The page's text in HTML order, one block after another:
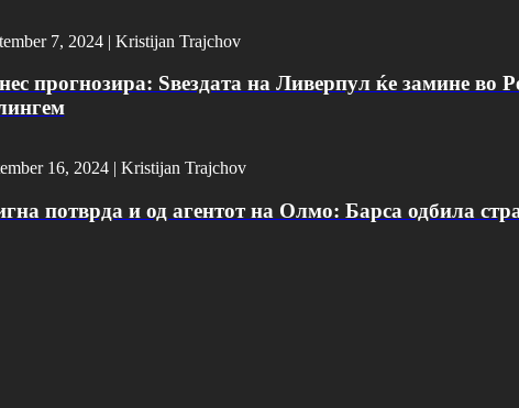
7, 2024 | Kristijan Trajchov
прогнозира: Ѕвездата на Ливерпул ќе замине во
16, 2024 | Kristijan Trajchov
потврда и од агентот на Олмо: Барса одбила